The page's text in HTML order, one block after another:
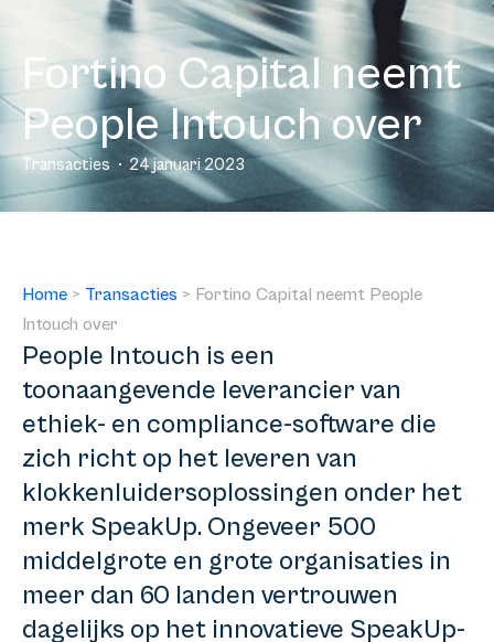
Fortino Capital neemt
People Intouch over
Transacties 24 januari 2023
Home > Transacties > Fortino Capital neemt People
Intouch over
People Intouch is een
toonaangevende leverancier van
ethiek- en compliance-software die
zich richt op het leveren van
klokkenluidersoplossingen onder het
merk SpeakUp. Ongeveer 500
middelgrote en grote organisaties in
meer dan 60 landen vertrouwen
dagelijks op het innovatieve SpeakUp-